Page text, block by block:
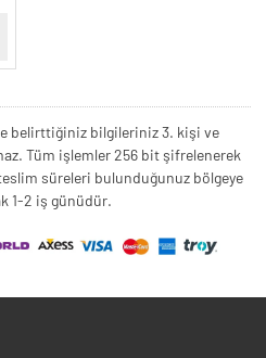
belirttiğiniz bilgileriniz 3. kişi ve
Tüm işlemler 256 bit şifrelenerek
süreleri bulunduğunuz bölgeye
1-2 iş günüdür.